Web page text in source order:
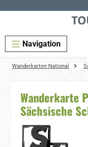
Zum Hauptinhalt
Navigation
Wanderkarten National
Wanderkarte
Sächsische